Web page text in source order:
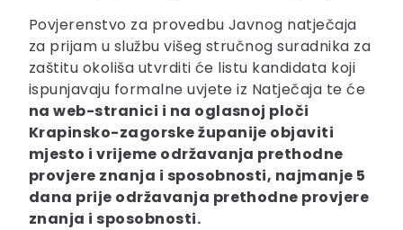
Povjerenstvo za provedbu Javnog natječaja
za prijam u službu višeg stručnog suradnika za
zaštitu okoliša utvrditi će listu kandidata koji
ispunjavaju formalne uvjete iz Natječaja te će
na web-stranici i na oglasnoj ploči
Krapinsko-zagorske županije objaviti
mjesto i vrijeme održavanja prethodne
provjere znanja i sposobnosti, najmanje 5
dana prije održavanja prethodne provjere
znanja i sposobnosti.